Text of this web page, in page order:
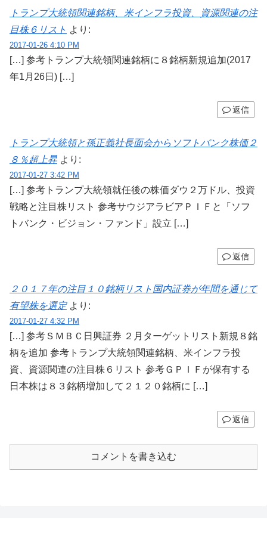
トランプ大統領関連銘柄、米インフラ投資、資源関連の注
目株６リスト より:
2017-01-26 4:10 PM
[…] 参考トランプ大統領関連銘柄に８銘柄新規追加(2017
年1月26日) […]
返信
トランプ大統領と孫正義社長面会からソフトバンク株価２
８％超上昇 より:
2017-01-27 3:42 PM
[…] 参考トランプ大統領就任後の株価ダウ２万ドル、投資
戦略と注目株リスト 参考サウジアラビアＰＩＦと「ソフ
トバンク・ビジョン・ファンド」設立 […]
返信
２０１７年の注目１０銘柄リスト国内証券が年間を通じて
有望株を選定 より:
2017-01-27 4:32 PM
[…] 参考ＳＭＢＣ日興証券 ２月ターゲットリスト新規８銘
柄を追加 参考トランプ大統領関連銘柄、米インフラ投
資、資源関連の注目株６リスト 参考ＧＰＩＦが保有する
日本株は８３銘柄増加して２１２０銘柄に […]
返信
コメントを書き込む